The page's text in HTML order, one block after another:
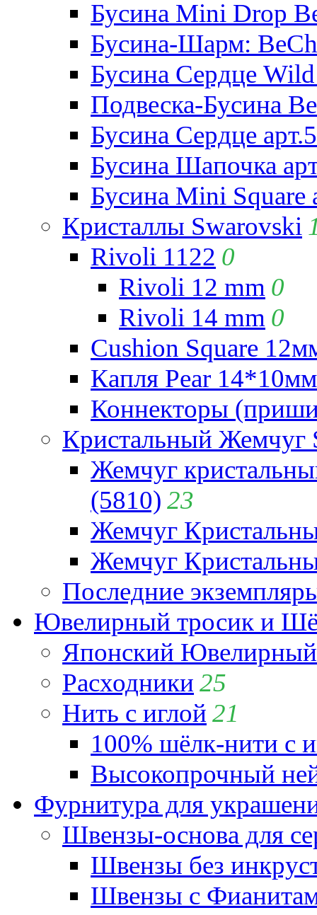
Бусина Mini Drop
Бусина-Шарм:
Бусина Сердце
Подвеска-Бусина
Бусина Сердце
Бусина Шапочка
Бусина Mini Square
Кристаллы Swarovski
Rivoli 1122 0
Rivoli 12 mm 0
Rivoli 14 mm 0
Cushion Square
Капля Pear
Коннекторы
Кристальный Жемчуг
Жемчуг
(5810) 23
Жемчуг
Жемчуг
Последние
Ювелирный тросик и
Японский
Расходники 25
Нить с иглой 21
100% шёлк-нити с
Высокопрочный
Фурнитура для
Швензы-основа для
Швензы без
Швензы с